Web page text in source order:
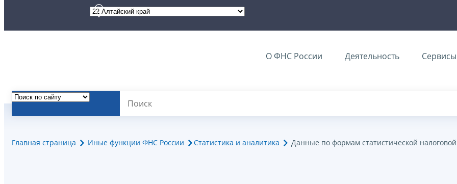
О ФНС России Деятельность Сервисы
Главная страница Иные функции ФНС России Статистика и аналитика Данные по формам статистической